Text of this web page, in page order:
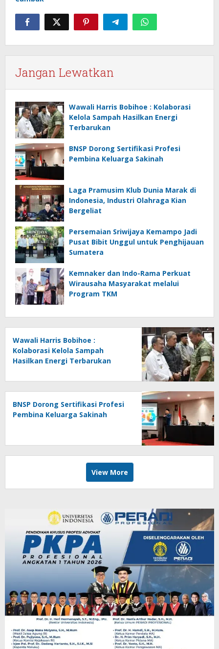
Jangan Lewatkan
Wawali Harris Bobihoe : Kolaborasi
Kelola Sampah Hasilkan Energi
Terbarukan
BNSP Dorong Sertifikasi Profesi
Pembina Keluarga Sakinah
Laga Pramusim Klub Dunia Marak di
Indonesia, Industri Olahraga Kian
Bergeliat
Persemaian Sriwijaya Kemampo Jadi
Pusat Bibit Unggul untuk Penghijauan
Sumatera
Kemnaker dan Indo-Rama Perkuat
Wirausaha Masyarakat melalui
Program TKM
Wawali Harris Bobihoe :
Kolaborasi Kelola Sampah
Hasilkan Energi Terbarukan
BNSP Dorong Sertifikasi Profesi
Pembina Keluarga Sakinah
View More